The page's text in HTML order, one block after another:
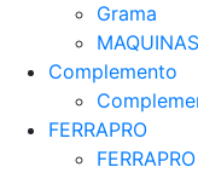
Grama
Complemento
FERRAPRO